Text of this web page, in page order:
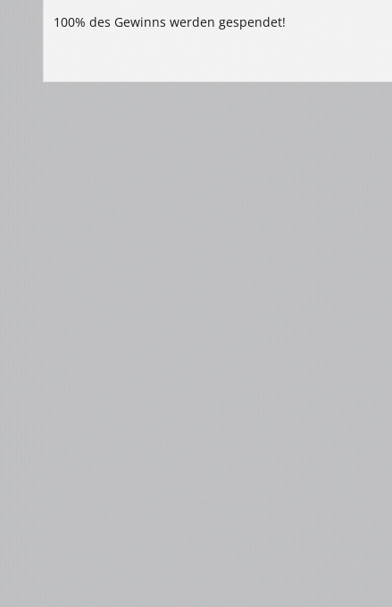
100% des Gewinns werden gespendet!